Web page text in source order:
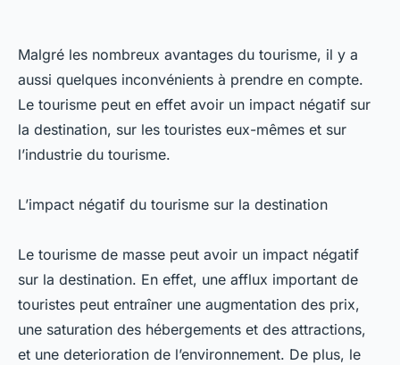
Malgré les nombreux avantages du tourisme, il y a
aussi quelques inconvénients à prendre en compte.
Le tourisme peut en effet avoir un impact négatif sur
la destination, sur les touristes eux-mêmes et sur
l’industrie du tourisme.
L’impact négatif du tourisme sur la destination
Le tourisme de masse peut avoir un impact négatif
sur la destination. En effet, une afflux important de
touristes peut entraîner une augmentation des prix,
une saturation des hébergements et des attractions,
et une deterioration de l’environnement. De plus, le